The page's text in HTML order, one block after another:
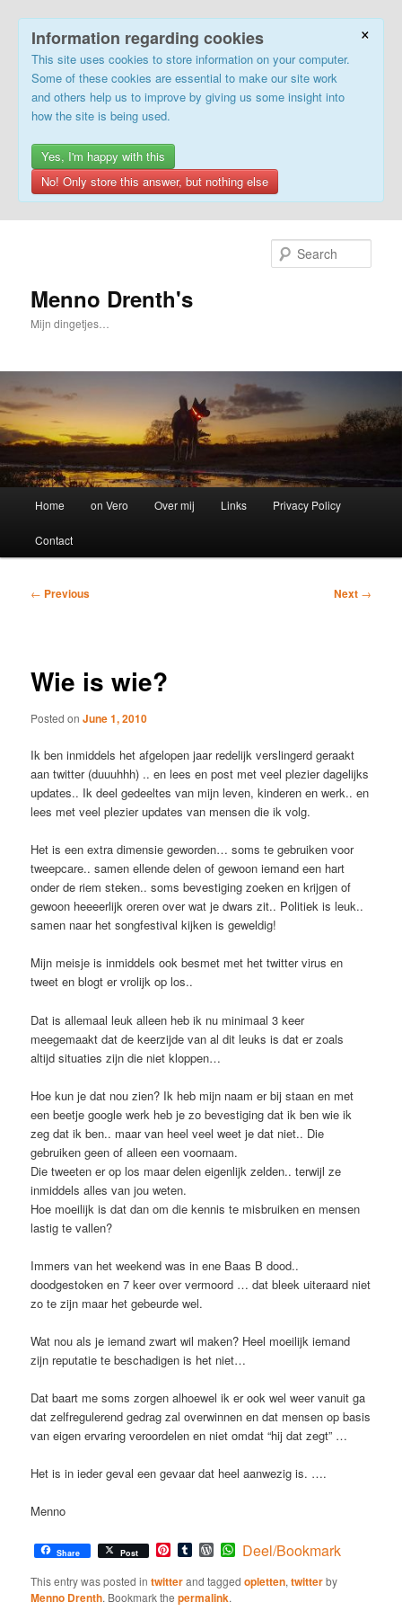
×
Information regarding cookies
This site uses cookies to store information on your computer.
Some of these cookies are essential to make our site work
and others help us to improve by giving us some insight into
how the site is being used.
Yes, I'm happy with this
No! Only store this answer, but nothing else
Menno Drenth's
Mijn dingetjes…
Home on Vero Over mij Links Privacy Policy
Contact
Post
← Previous Next →
Wie is wie?
Posted onJune 1, 2010
Ik ben inmiddels het afgelopen jaar redelijk verslingerd geraakt
aan twitter (duuuhhh) .. en lees en post met veel plezier dagelijks
updates.. Ik deel gedeeltes van mijn leven, kinderen en werk.. en
lees met veel plezier updates van mensen die ik volg.
Het is een extra dimensie geworden… soms te gebruiken voor
tweepcare.. samen ellende delen of gewoon iemand een hart
onder de riem steken.. soms bevestiging zoeken en krijgen of
gewoon heeeerlijk oreren over wat je dwars zit.. Politiek is leuk..
samen naar het songfestival kijken is geweldig!
Mijn meisje is inmiddels ook besmet met het twitter virus en
tweet en blogt er vrolijk op los..
Dat is allemaal leuk alleen heb ik nu minimaal 3 keer
meegemaakt dat de keerzijde van al dit leuks is dat er zoals
altijd situaties zijn die niet kloppen…
Hoe kun je dat nou zien? Ik heb mijn naam er bij staan en met
een beetje google werk heb je zo bevestiging dat ik ben wie ik
zeg dat ik ben.. maar van heel veel weet je dat niet.. Die
gebruiken geen of alleen een voornaam.
Die tweeten er op los maar delen eigenlijk zelden.. terwijl ze
inmiddels alles van jou weten.
Hoe moeilijk is dat dan om die kennis te misbruiken en mensen
lastig te vallen?
Immers van het weekend was in ene Baas B dood..
doodgestoken en 7 keer over vermoord … dat bleek uiteraard niet
zo te zijn maar het gebeurde wel.
Wat nou als je iemand zwart wil maken? Heel moeilijk iemand
zijn reputatie te beschadigen is het niet…
Dat baart me soms zorgen alhoewel ik er ook wel weer vanuit ga
dat zelfregulerend gedrag zal overwinnen en dat mensen op basis
van eigen ervaring veroordelen en niet omdat “hij dat zegt” …
Het is in ieder geval een gevaar dat heel aanwezig is. ….
Menno
Share Post Pinterest
TumblrWordPress
WhatsApp
Deel/Bookmark
This entry was posted intwitterand taggedopletten,twitterby
Menno Drenth. Bookmark thepermalink.